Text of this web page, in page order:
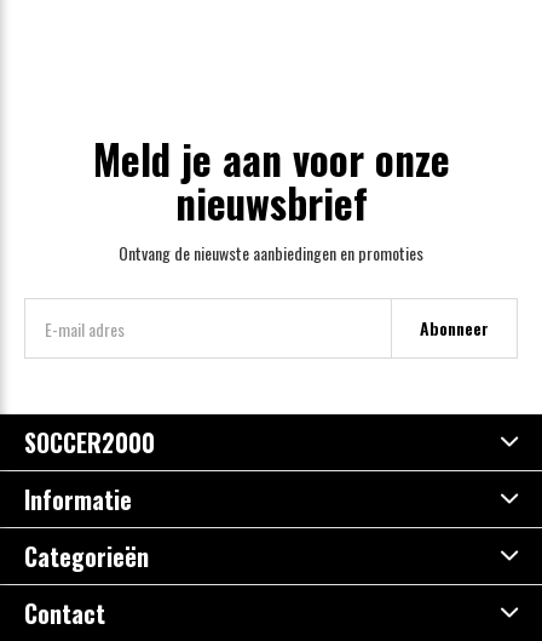
Meld je aan voor onze
nieuwsbrief
Ontvang de nieuwste aanbiedingen en promoties
Abonneer
SOCCER2000
Informatie
Categorieën
Contact